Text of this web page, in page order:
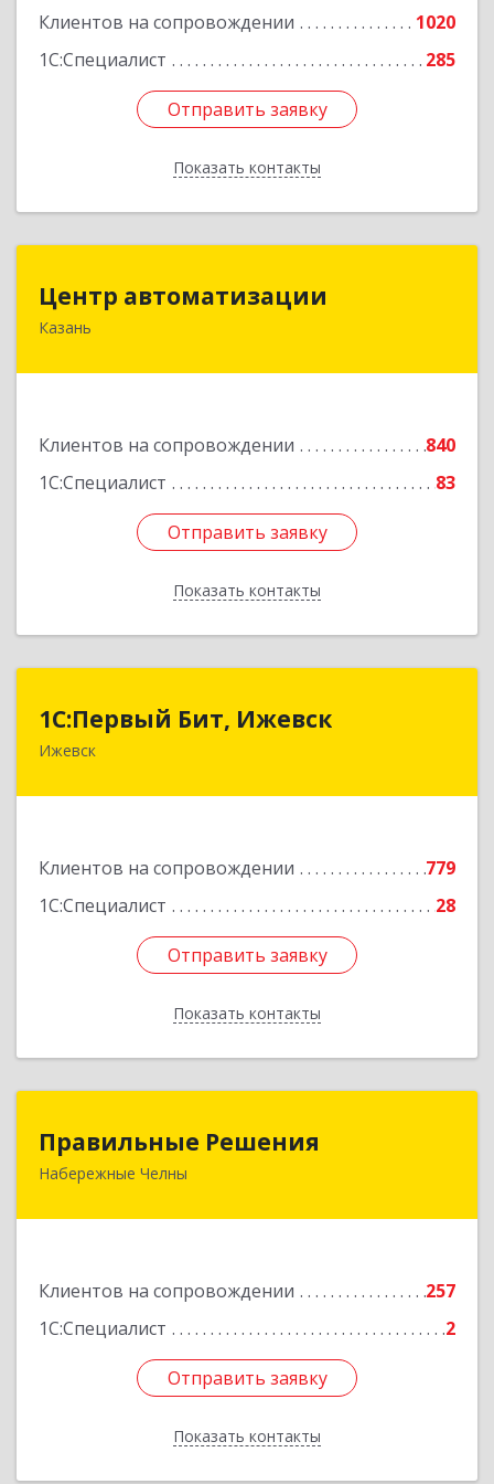
Клиентов на сопровождении
1020
1С:Специалист
285
Отправить заявку
Показать контакты
Отправить заявку
Назад
Центр автоматизации
Казань
Клиентов на сопровождении
840
1С:Специалист
83
Отправить заявку
Показать контакты
420133, Татарстан Респ, Казань г, Ямашева пр-
Отправить заявку
Назад
1С:Первый Бит, Ижевск
Ижевск
Клиентов на сопровождении
779
1С:Специалист
28
Отправить заявку
Показать контакты
1С:Первый Бит, Ижевск
Отправить заявку
Назад
Правильные Решения
Набережные Челны
Клиентов на сопровождении
257
1С:Специалист
2
Отправить заявку
Показать контакты
423832, Татарстан Респ, Набережные Челны г,
Отправить заявку
Назад